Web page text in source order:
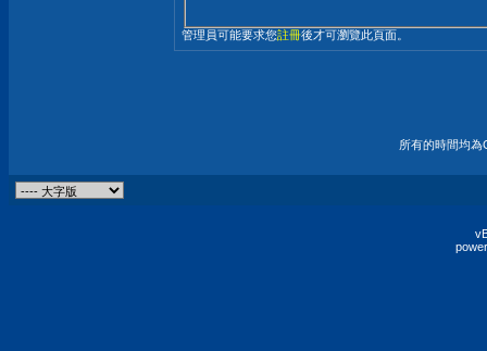
管理員可能要求您註冊後才可瀏覽此頁面。
所有的時間均為